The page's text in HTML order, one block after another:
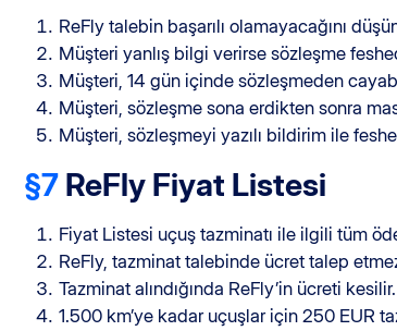
ReFly talebin başarılı olamayacağını
Müşteri yanlış bilgi verirse sözleşme
Müşteri, 14 gün içinde sözleşmeden
Müşteri, sözleşme sona erdikten sonra
Müşteri, sözleşmeyi yazılı bildirim ile
§7 ReFly Fiyat Listesi
Fiyat Listesi uçuş tazminatı ile ilgili tüm
ReFly, tazminat talebinde ücret talep
Tazminat alındığında ReFly’in ücreti kesilir.
1.500 km’ye kadar uçuşlar için 250 EUR